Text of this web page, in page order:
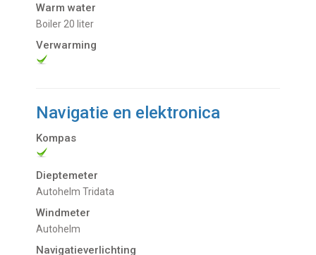
Warm water
Boiler 20 liter
Verwarming
Navigatie en elektronica
Kompas
Dieptemeter
Autohelm Tridata
Windmeter
Autohelm
Navigatieverlichting